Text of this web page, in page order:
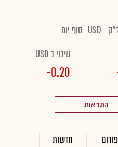
USD סוף יום
שינוי ב USD
-0.20
התראות
פורום חדשות